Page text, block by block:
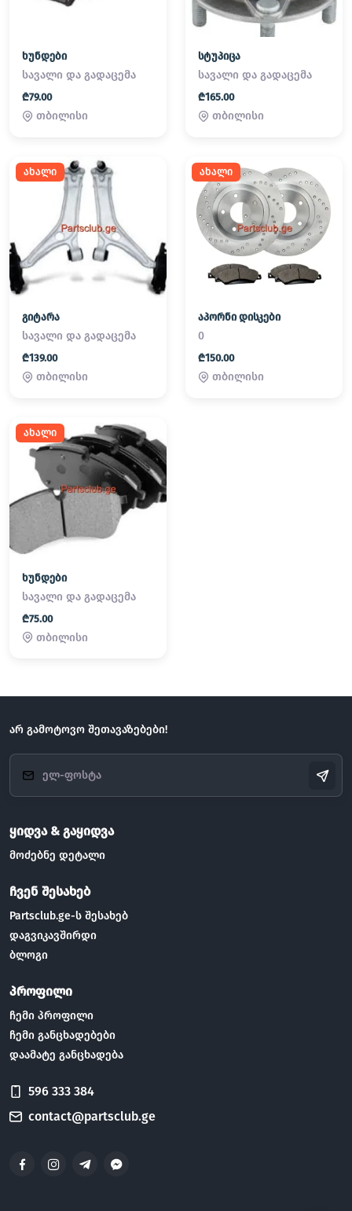
ხუნდები
სავალი და გადაცემა
₾79.00
თბილისი
სტუპიცა
სავალი და გადაცემა
₾165.00
თბილისი
ახალი
გიტარა
სავალი და გადაცემა
₾139.00
თბილისი
ახალი
აპორნი დისკები
0
₾150.00
თბილისი
ახალი
ხუნდები
სავალი და გადაცემა
₾75.00
თბილისი
არ გამოტოვო შეთავაზებები!
ყიდვა & გაყიდვა
მოძებნე დეტალი
ჩვენ შესახებ
Partsclub.ge-ს შესახებ
დაგვიკავშირდი
ბლოგი
პროფილი
ჩემი პროფილი
ჩემი განცხადებები
დაამატე განცხადება
596 333 384
contact@partsclub.ge